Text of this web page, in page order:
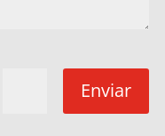
Enviar